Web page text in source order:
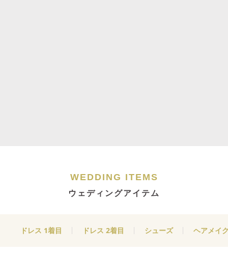
WEDDING ITEMS
ウェディングアイテム
ドレス 1着目 ドレス 2着目 シューズ ヘアメイ